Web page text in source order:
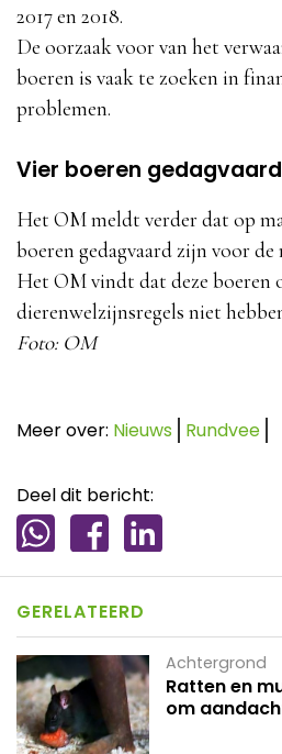
2017 en 2018.
De oorzaak voor van het
boeren is vaak te zoeken in
problemen.
Vier boeren gedagvaard
Het OM meldt verder dat op
boeren gedagvaard zijn voor
Het OM vindt dat deze boeren
dierenwelzijnsregels niet
Foto: OM
Meer over: Nieuws Rundvee
Deel dit bericht:
GERELATEERD
Achtergrond
Ratten en
om